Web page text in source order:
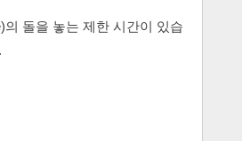
돌을 놓는 제한 시간이 있습